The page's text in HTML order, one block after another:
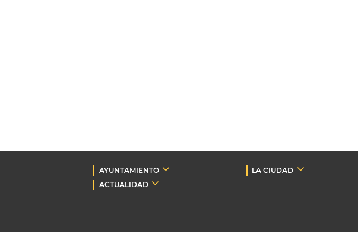
AYUNTAMIENTO LA CIUDAD
ACTUALIDAD